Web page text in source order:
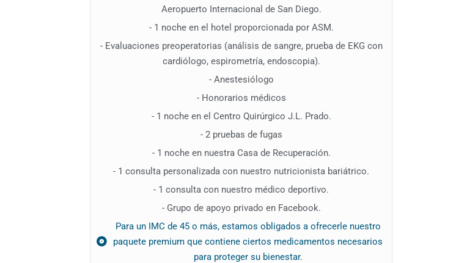
Aeropuerto Internacional de San Diego.
- 1 noche en el hotel proporcionada por ASM.
- Evaluaciones preoperatorias (análisis de sangre, prueba de EKG con
cardiólogo, espirometría, endoscopia).
- Anestesiólogo
- Honorarios médicos
- 1 noche en el Centro Quirúrgico J.L. Prado.
- 2 pruebas de fugas
- 1 noche en nuestra Casa de Recuperación.
- 1 consulta personalizada con nuestro nutricionista bariátrico.
- 1 consulta con nuestro médico deportivo.
- Grupo de apoyo privado en Facebook.
Para un IMC de 45 o más, estamos obligados a ofrecerle nuestro
paquete premium que contiene ciertos medicamentos necesarios
para proteger su bienestar.